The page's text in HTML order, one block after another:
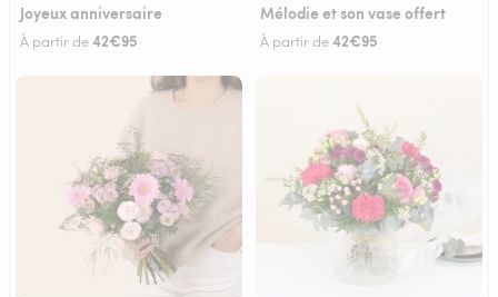
Joyeux anniversaire
À partir de42€95
Mélodie et son vase offert
À partir de42€95